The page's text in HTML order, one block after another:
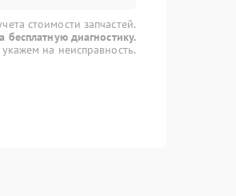
стоимости запчастей.
бесплатную диагностику.
на неисправность.